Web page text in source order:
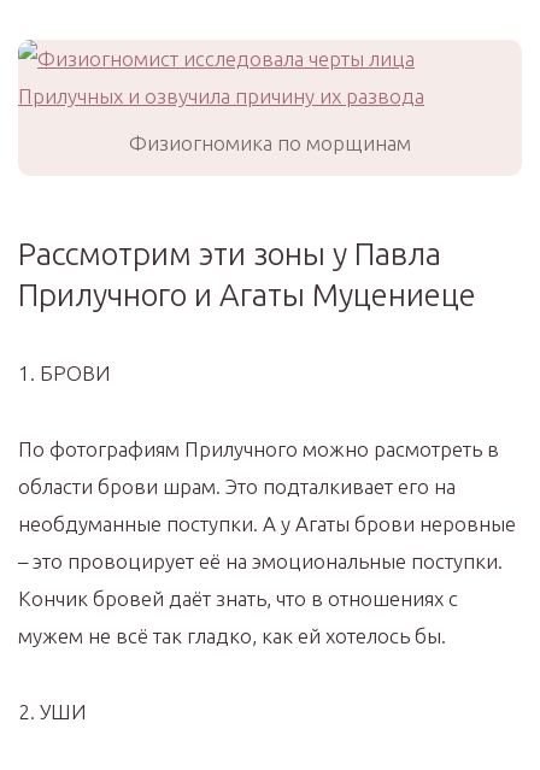
Физиогномика по морщинам
Рассмотрим эти зоны у Павла
Прилучного и Агаты Муцениеце
1. БРОВИ
По фотографиям Прилучного можно расмотреть в
области брови шрам. Это подталкивает его на
необдуманные поступки. А у Агаты брови неровные
– это провоцирует её на эмоциональные поступки.
Кончик бровей даёт знать, что в отношениях с
мужем не всё так гладко, как ей хотелось бы.
2. УШИ